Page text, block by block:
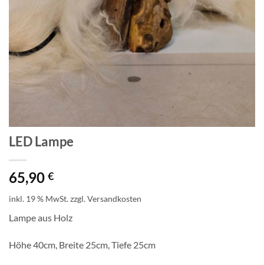
LED Lampe
65,90 €
inkl. 19 % MwSt.zzgl.Versandkosten
Lampe aus Holz
Höhe 40cm, Breite 25cm, Tiefe 25cm